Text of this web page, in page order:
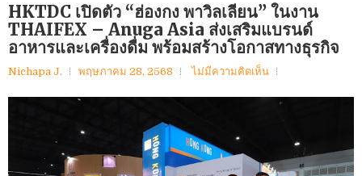
HKTDC เปิดตัว “ฮ่องกง พาวิลเลียน” ในงาน
THAIFEX – Anuga Asia ส่งเสริมแบรนด์
อาหารและเครื่องดื่ม พร้อมสร้างโอกาสทางธุรกิจ
Nichapa J. พฤษภาคม 28, 2568 ไม่มีความคิดเห็น